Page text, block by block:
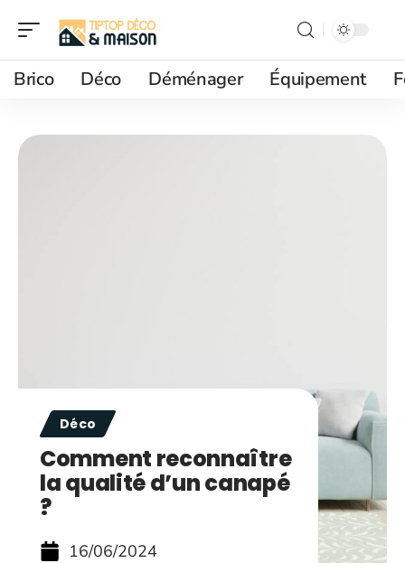
Brico Déco Déménager Équipement
Déco
Comment reconnaître
la qualité d’un canapé
?
16/06/2024